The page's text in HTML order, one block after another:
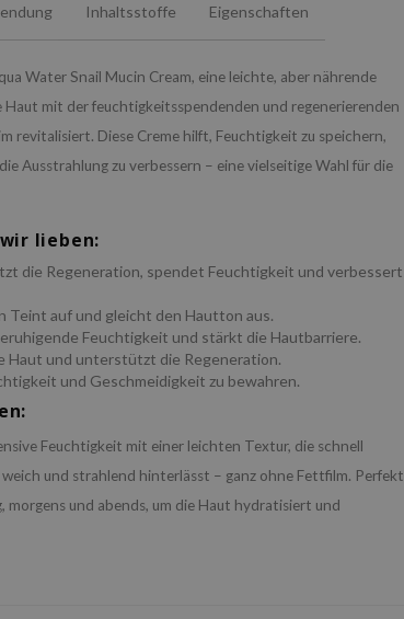
Inhaltsstoffe Eigenschaften
Water Snail Mucin Cream, eine leichte, aber nährende
Haut mit der feuchtigkeitsspendenden und regenerierenden
revitalisiert. Diese Creme hilft, Feuchtigkeit zu speichern,
Ausstrahlung zu verbessern – eine vielseitige Wahl für die
lieben:
die Regeneration, spendet Feuchtigkeit und verbessert
Teint auf und gleicht den Hautton aus.
Feuchtigkeit und stärkt die Hautbarriere.
Haut und unterstützt die Regeneration.
und Geschmeidigkeit zu bewahren.
Feuchtigkeit mit einer leichten Textur, die schnell
und strahlend hinterlässt – ganz ohne Fettfilm. Perfekt
morgens und abends, um die Haut hydratisiert und